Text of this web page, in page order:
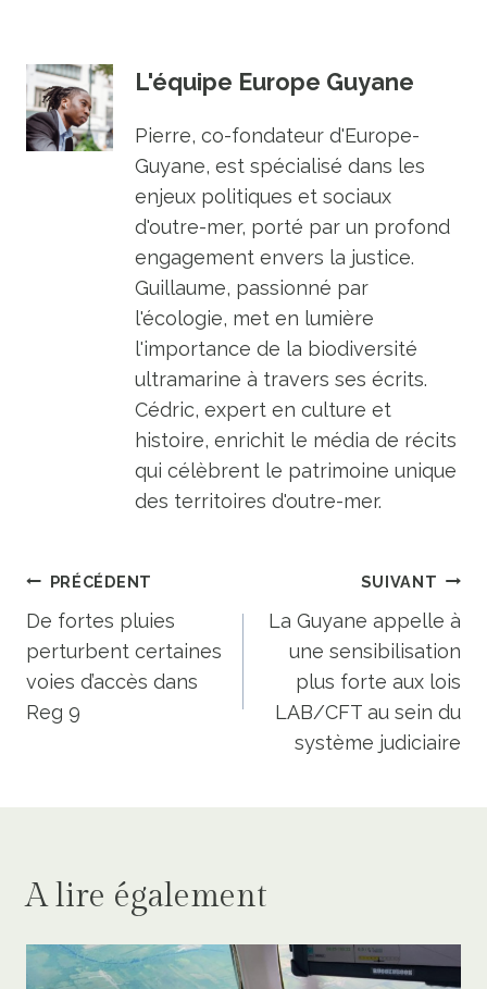
L'équipe Europe Guyane
Pierre, co-fondateur d'Europe-
Guyane, est spécialisé dans les
enjeux politiques et sociaux
d'outre-mer, porté par un profond
engagement envers la justice.
Guillaume, passionné par
l'écologie, met en lumière
l'importance de la biodiversité
ultramarine à travers ses écrits.
Cédric, expert en culture et
histoire, enrichit le média de récits
qui célèbrent le patrimoine unique
des territoires d'outre-mer.
Navigation
de
l’article
PRÉCÉDENT
De fortes pluies
perturbent certaines
voies d’accès dans
Reg 9
SUIVANT
La Guyane appelle à
une sensibilisation
plus forte aux lois
LAB/CFT au sein du
système judiciaire
A lire également